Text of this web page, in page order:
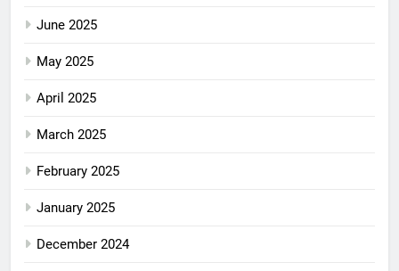
June 2025
May 2025
April 2025
March 2025
February 2025
January 2025
December 2024